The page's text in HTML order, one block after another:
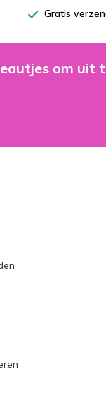
Gratis
om uit